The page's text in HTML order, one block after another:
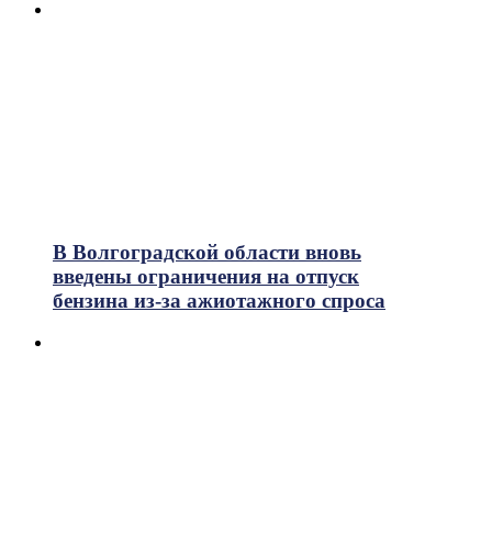
В Волгоградской области вновь
введены ограничения на отпуск
бензина из-за ажиотажного спроса